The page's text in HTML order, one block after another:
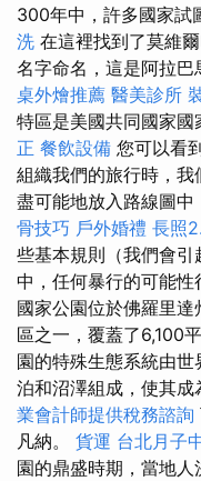
300年中，許多國家試
洗 在這裡找到了莫維
名字命名，這是阿拉巴
桌外燴推薦 醫美診所
特區是美國共同國家國
正 餐飲設備 您可以看
組織我們的旅行時，
盡可能地放入路線圖中
骨技巧 戶外婚禮 長照
些基本規則（我們會
中，任何暴行的可能性
國家公園位於佛羅里
區之一，覆蓋了6,100
園的特殊生態系統由
泊和沼澤組成，使其成
業會計師提供稅務諮詢
凡納。 貨運 台北月子
園的鼎盛時期，當地人